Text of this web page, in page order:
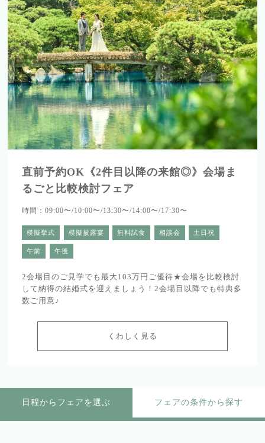
直前予約OK《2件目以降の来館◎》会場ま
るごと比較検討フェア
時間：09:00〜/10:00〜/13:30〜/14:00〜/17:30〜
模擬挙式 模擬披露宴 無料試食 相談会 土日祝
午前 午後
2会場目のご見学でも最大103万円ご優待★会場を比較検討
して納得の結婚式を迎えましょう！2会場目以降でも特典多
数ご用意♪
くわしく見る
日程からフェアを選ぶ フェアの条件から探す